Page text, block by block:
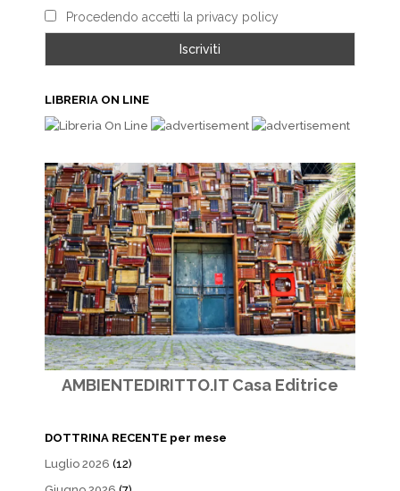
Procedendo accetti la privacy policy
LIBRERIA ON LINE
AMBIENTEDIRITTO.IT Casa Editrice
DOTTRINA RECENTE per mese
Luglio 2026 (12)